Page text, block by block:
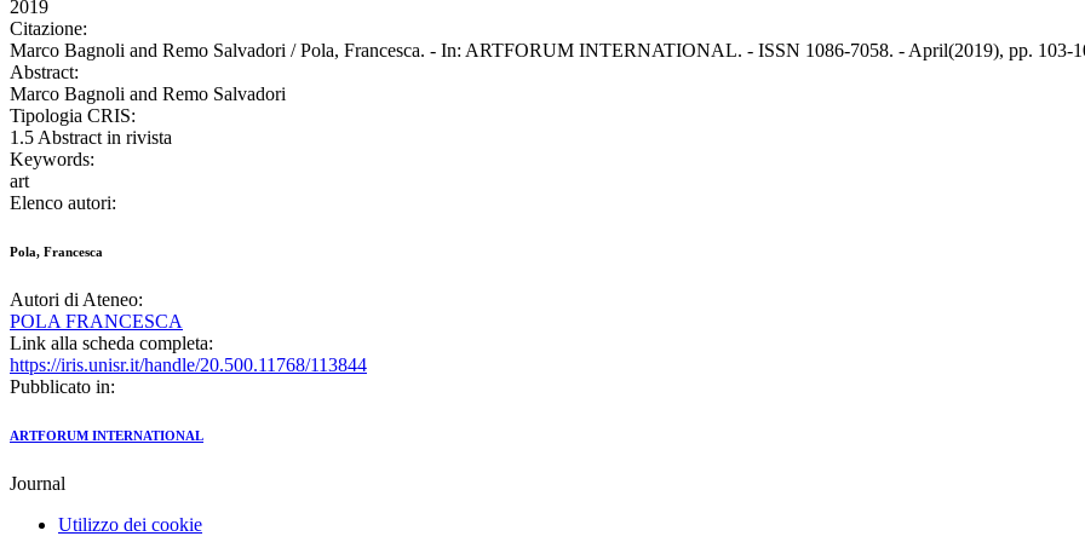
2019
Citazione:
Marco Bagnoli and Remo Salvadori / Pola, Francesca. - In: ARTFORUM INTERNATIONAL. - ISSN 1086-7058. - April(2019), pp. 103-
Abstract:
Marco Bagnoli and Remo Salvadori
Tipologia CRIS:
1.5 Abstract in rivista
Keywords:
art
Elenco autori:
Pola, Francesca
Autori di Ateneo:
POLA FRANCESCA
Link alla scheda completa:
https://iris.unisr.it/handle/20.500.11768/113844
Pubblicato in:
ARTFORUM INTERNATIONAL
Journal
Utilizzo dei cookie